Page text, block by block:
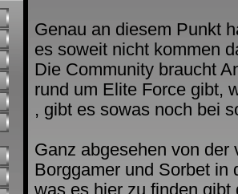
Genau an diesem Punkt
es soweit nicht kommen
Die Community braucht
rund um Elite Force gibt,
, gibt es sowas noch bei
Ganz abgesehen von
Borggamer und Sorbet in
was es hier zu finden gibt